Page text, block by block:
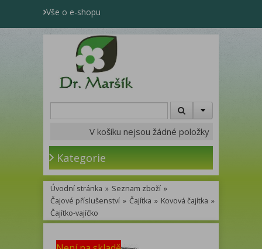
Vše o e-shopu
V košíku nejsou žádné položky
Kategorie
Úvodní stránka » Seznam zboží »
Čajové příslušenství » Čajítka » Kovová čajítka »
Čajítko-vajíčko